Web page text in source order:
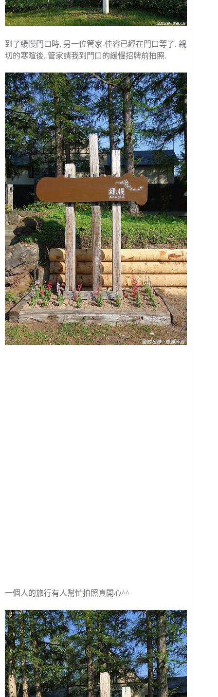
到了緩慢門口時, 另一位管家-佳容已經在門口等了. 親
切的寒暄後, 管家請我到門口的緩慢招牌前拍照.
一個人的旅行有人幫忙拍照真開心^^